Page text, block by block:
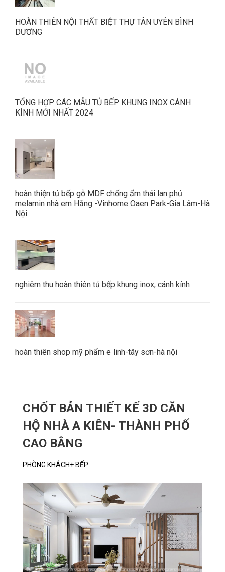
HOÀN THIÊN NỘI THẤT BIỆT THỰ TÂN UYÊN BÌNH
DƯƠNG
TỔNG HỢP CÁC MẪU TỦ BẾP KHUNG INOX CÁNH
KÍNH MỚI NHẤT 2024
hoàn thiện tủ bếp gỗ MDF chống ẩm thái lan phủ
melamin nhà em Hằng -Vinhome Oaen Park-Gia Lâm-Hà
Nội
nghiêm thu hoàn thiên tủ bếp khung inox, cánh kính
hoàn thiên shop mỹ phẩm e linh-tây sơn-hà nội
CHỐT BẢN THIẾT KẾ 3D CĂN
HỘ NHÀ A KIÊN- THÀNH PHỐ
CAO BẰNG
PHÒNG KHÁCH+ BẾP